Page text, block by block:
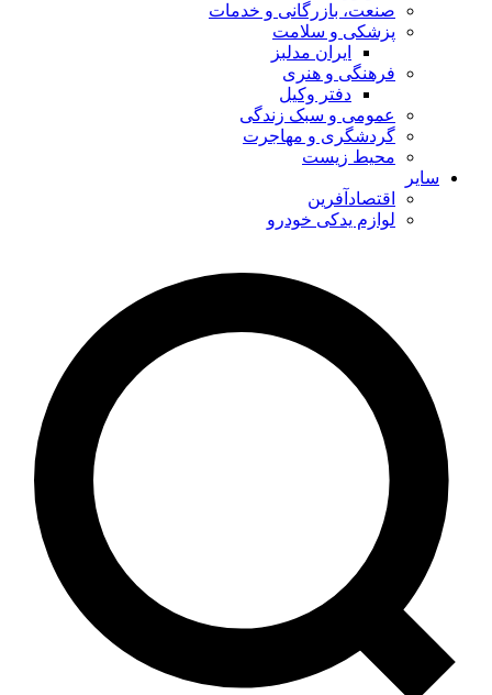
صنعت، بازرگانی و خدمات
پزشکی و سلامت
ایران مدلبز
فرهنگی و هنری
دفتر وکیل
عمومی و سبک زندگی
گردشگری و مهاجرت
محیط زیست
سایر
اقتصادآفرین
لوازم یدکی خودرو